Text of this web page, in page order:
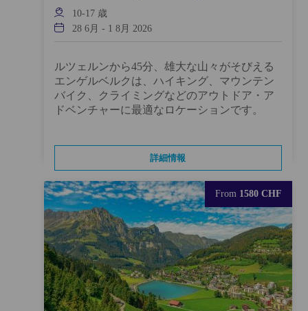
10-17 歳
28 6月 - 1 8月 2026
ルツェルンから45分、雄大な山々がそびえる
エンゲルベルクは、ハイキング、マウンテン
バイク、クライミングなどのアウトドア・ア
ドベンチャーに最適なロケーションです。
詳細情報
From 1580 CHF